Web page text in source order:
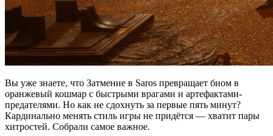
Вы уже знаете, что Затмение в Saros превращает биом в
оранжевый кошмар с быстрыми врагами и артефактами-
предателями. Но как не сдохнуть за первые пять минут?
Кардинально менять стиль игры не придётся — хватит пары
хитростей. Собрали самое важное.